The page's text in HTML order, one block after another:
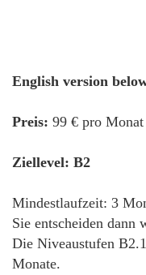
English version
Preis: 99 € pro
Ziellevel: B2
Mindestlaufzeit: 3
Sie entscheiden dann
Die Niveaustufen
Monate.